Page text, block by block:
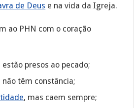
de Deus e na vida da Igreja.
ao PHN com o coração
presos ao pecado;
têm constância;
, mas caem sempre;